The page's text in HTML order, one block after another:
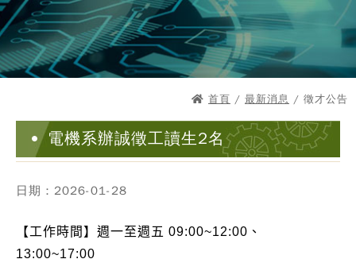
首頁 / 最新消息 / 徵才公告
電機系辦誠徵工讀生2名
日期：2026-01-28
【工作時間】週一至週五 09:00~12:00、
13:00~17:00